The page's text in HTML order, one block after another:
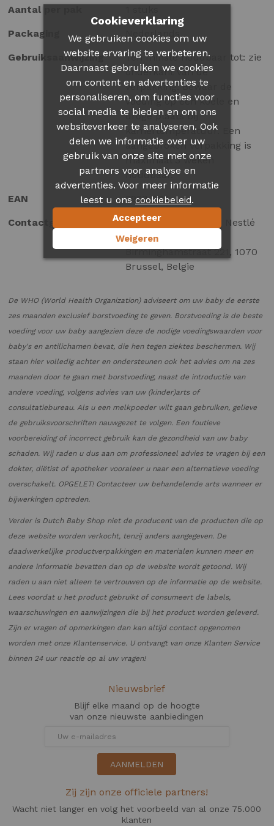
Aantal per pak
Packaging Nederlands
Gebruiksaanwijzing
Ten minste houdbaar tot: zie
onderkant van de
verpakking. Bewaar de
voeding op een koele en
droge plaats bij
kamertemperatuur. Een
aangebroken verpakking is
maximaal 3 weken
houdbaar.
EAN 3963-089
Contactgegevens
Société des Produits Nestlé
S.A, Rue de
Birminghamstraat 221, 1070
Brussel, Belgie
De WHO (World Health Organization) adviseert om uw baby de eerste
zes maanden exclusief borstvoeding te geven. Borstvoeding is de beste
voeding voor uw baby aangezien deze de nodige voedingswaarden voor
baby's en antilichamen bevat, die hen tegen ziektes beschermen. Wij
staan hier volledig achter en ondersteunen ook het advies om na zes
maanden door te gaan met borstvoeding, naast de introductie van
andere voeding, volgens advies van uw (kinder)arts of
consultatiebureau. Als u een melkpoeder wilt gaan gebruiken, gelieve
de gebruiksvoorschriften nauwgezet te volgen. Een foutieve
voorbereiding of incorrect gebruik kan de gezondheid van uw baby
schaden. Wij raden u dus aan om professioneel advies te vragen bij een
dokter, diëtist of apotheker vooraleer u naar een alternatieve voeding
overschakelt. OPGELET! Contacteer uw behandelende arts wanneer er
bijwerkingen optreden.
Verder is Dutch Baby Shop niet de producent van de producten die op
deze website worden verkocht, tenzij anders aangegeven. De
daadwerkelijke productverpakkingen en materialen kunnen meer en
andere informatie bevatten dan op de website wordt getoond. Wij
raden u aan niet alleen te vertrouwen op de informatie op de website.
Lees voordat u het product gebruikt of consumeert de labels,
waarschuwingen en aanwijzingen die bij het product worden geleverd.
Zijn er vragen of opmerkingen dan kan altijd contact opgenomen
worden met onze Klantenservice. U ontvangt van onze Klanten Service
binnen 24 uur reactie op al uw vragen!
Nieuwsbrief
Blijf elke maand op de hoogte
van onze nieuwste aanbiedingen
AANMELDEN
Zij zijn onze officiele partners!
Wacht niet langer en volg het voorbeeld van al onze 75.000
klanten
Cookieverklaring
We gebruiken cookies om uw
website ervaring te verbeteren.
Daarnaast gebruiken we cookies
om content en advertenties te
personaliseren, om functies voor
social media te bieden en om ons
websiteverkeer te analyseren. Ook
delen we informatie over uw
gebruik van onze site met onze
partners voor analyse en
advertenties. Voor meer informatie
leest u ons cookiebeleid.
Accepteer
Weigeren